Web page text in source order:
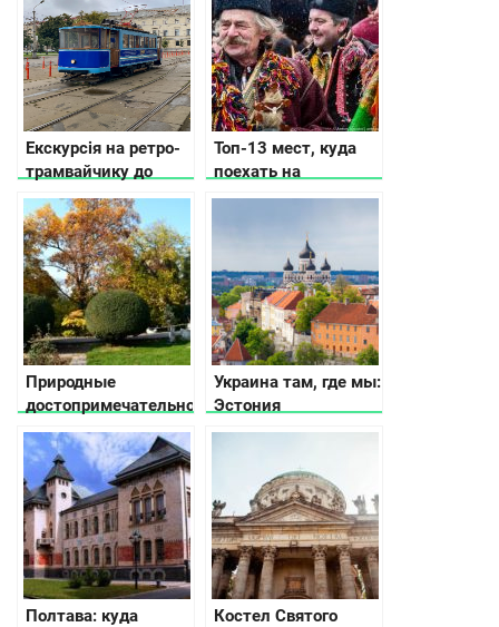
відпочинку
Екскурсія на ретро-
трамвайчику до
минулого й
сьогодення Києва
Топ-13 мест, куда
поехать на
Рождество в
Природные
достопримечательности
Украины — места, о
которых мало кто
слышал
Украина там, где мы:
Эстония
Полтава: куда Костел Святого